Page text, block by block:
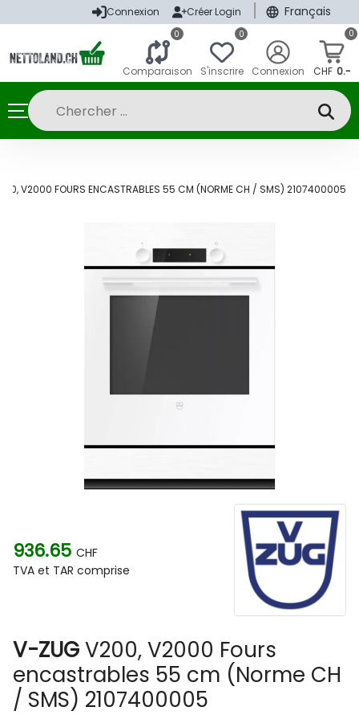
Connexion Créer Login Français
0
Comparaison
0
S'inscrire Connexion
0
CHF 0.-
V2000 FOURS ENCASTRABLES 55 CM (NORME CH / SMS) 2107400005
936.65 CHF
TVA et TAR comprise
V-ZUGV200, V2000 Fours
encastrables 55 cm (Norme CH
/ SMS) 2107400005